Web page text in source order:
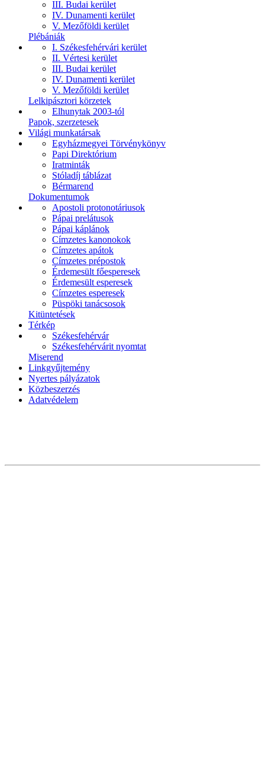
III. Budai kerület
IV. Dunamenti kerület
V. Mezőföldi kerület
Plébániák
I. Székesfehérvári kerület
II. Vértesi kerület
III. Budai kerület
IV. Dunamenti kerület
V. Mezőföldi kerület
Lelkipásztori körzetek
Elhunytak 2003-tól
Papok, szerzetesek
Világi munkatársak
Egyházmegyei Törvénykönyv
Papi Direktórium
Iratminták
Stóladíj táblázat
Bérmarend
Dokumentumok
Apostoli protonotáriusok
Pápai prelátusok
Pápai káplánok
Címzetes kanonokok
Címzetes apátok
Címzetes prépostok
Érdemesült főesperesek
Érdemesült esperesek
Címzetes esperesek
Püspöki tanácsosok
Kitüntetések
Térkép
Székesfehérvár
Székesfehérvárit nyomtat
Miserend
Linkgyűjtemény
Nyertes pályázatok
Közbeszerzés
Adatvédelem